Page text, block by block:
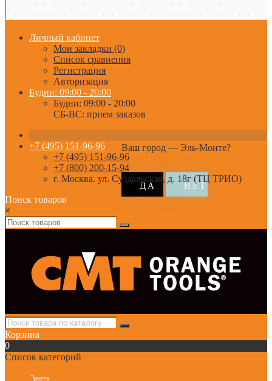
Личный кабинет
Мои закладки (0)
Список сравнения
Регистрация
Авторизация
Будни: 09:00 - 20:00
Будни: 09:00 - 20:00
СБ-ВС: прием заказов
Ваш город — Эль-Монте?
+7 (495) 151-96-96
+7 (495) 151-96-96
+7 (800) 200-15-94
г. Москва. ул. Суздальская, д. 18г (ТЦ ТРИО)
Поиск товаров
×
Корзина
0
Список категорий